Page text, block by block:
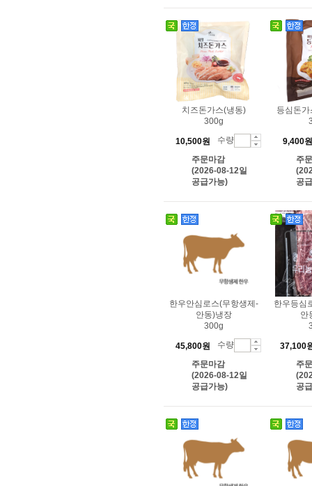
치즈돈가스(냉동)
300g
10,500원
수량
주문마감
(2026-08-12일
공급가능)
등심돈
9,400원
주
공
한우안심로스(무항생제-
안동)냉장
300g
45,800원
수량
주문마감
(2026-08-12일
공급가능)
한우등심
안
37,100
주
공